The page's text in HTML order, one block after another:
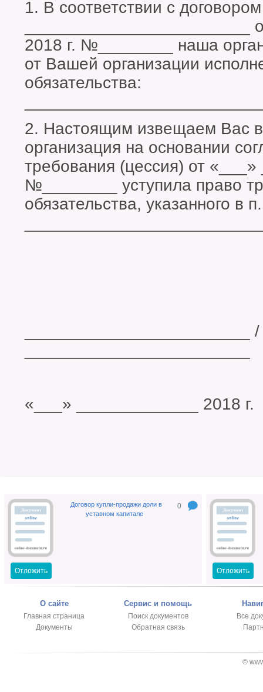
1. В соответствии с
________________________
2018 г. №________ наша
от Вашей организации
обязательства:
2. Настоящим извещаем Вас
организация на основании
требования (цессия) от
№________ уступила право
обязательства, указанного в
________________________ /
«___» _____________ 2018 г.
0
Договор купли-продажи доли в
уставном капитале
Отложить Отложить
О сайте
Главная страница
Документы
Сервис и помощь
Поиск документов
Обратная связь
Все
©